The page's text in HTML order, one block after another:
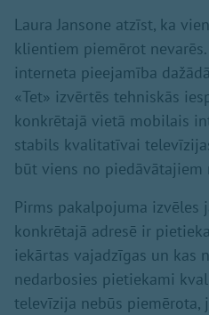
Laura Jansone atzīst, ka
klientiem piemērot
interneta pieejamība
«Tet» izvērtēs tehniskās
konkrētajā vietā mobilais
stabils kvalitatīvai
būt viens no piedāvātajiem
Pirms pakalpojuma izvēles
konkrētajā adresē ir
iekārtas vajadzīgas un kas
nedarbosies pietiekami
televīzija nebūs piemērota,